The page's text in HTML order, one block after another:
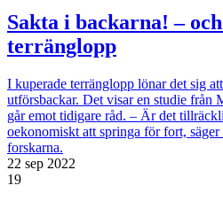
Sakta i backarna! –
terränglopp
I kuperade terränglopp lönar det sig
utförsbackar. Det visar en studie från
går emot tidigare råd. – Är det
oekonomiskt att springa för fort,
forskarna.
22 sep 2022
19